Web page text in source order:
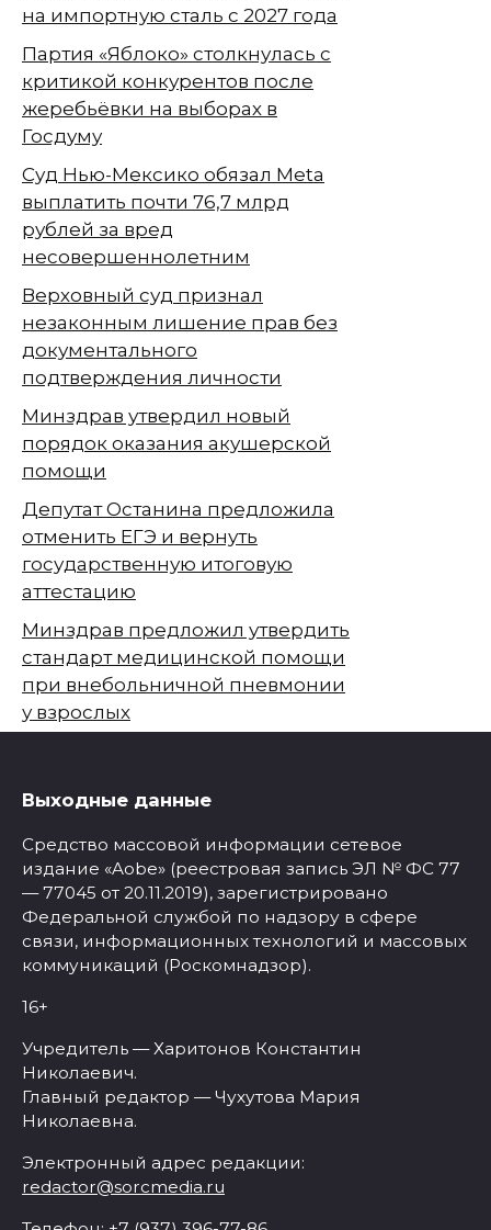
на импортную сталь с 2027 года
Партия «Яблоко» столкнулась с
критикой конкурентов после
жеребьёвки на выборах в
Госдуму
Суд Нью-Мексико обязал Meta
выплатить почти 76,7 млрд
рублей за вред
несовершеннолетним
Верховный суд признал
незаконным лишение прав без
документального
подтверждения личности
Минздрав утвердил новый
порядок оказания акушерской
помощи
Депутат Останина предложила
отменить ЕГЭ и вернуть
государственную итоговую
аттестацию
Минздрав предложил утвердить
стандарт медицинской помощи
при внебольничной пневмонии
у взрослых
Выходные данные
Средство массовой информации сетевое
издание «Aobe» (реестровая запись ЭЛ № ФС 77
— 77045 от 20.11.2019), зарегистрировано
Федеральной службой по надзору в сфере
связи, информационных технологий и массовых
коммуникаций (Роскомнадзор).
16+
Учредитель — Харитонов Константин
Николаевич.
Главный редактор — Чухутова Мария
Николаевна.
Электронный адрес редакции:
redactor@sorcmedia.ru